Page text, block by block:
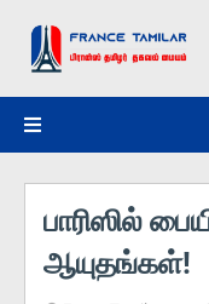
பாரிஸில்
ஆயுதங்கள்!